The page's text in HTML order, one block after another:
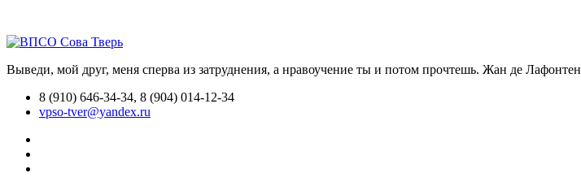
Выведи, мой друг, меня сперва из затруднения, а нравоучение ты и потом прочтешь. Жан де Лафонтен
8 (910) 646-34-34, 8 (904) 014-12-34
vpso-tver@yandex.ru